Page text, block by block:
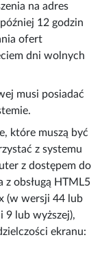
na adres
12 godzin
ofert
dni wolnych
musi posiadać
które muszą być
z systemu
z dostępem do
z obsługą HTML5
(w wersji 44 lub
9 lub wyższej),
ekranu: